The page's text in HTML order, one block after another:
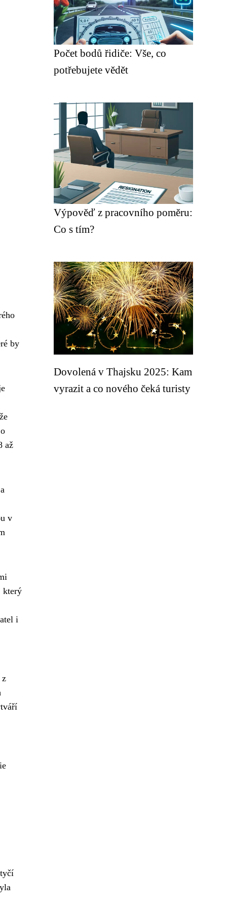
by
až
v
který
i
z
Počet bodů řidiče: Vše, co
potřebujete vědět
Výpověď z pracovního poměru:
Co s tím?
Dovolená v Thajsku 2025: Kam
vyrazit a co nového čeká turisty